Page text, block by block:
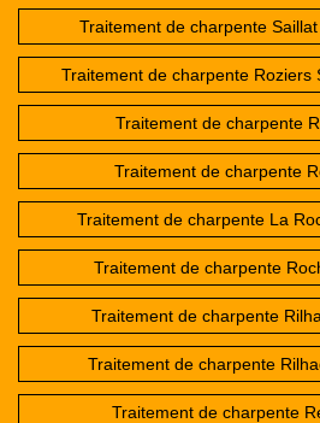
Traitement de charpente
Traitement de charpente Roziers
Traitement de charpente
Traitement de charpente
Traitement de charpente La
Traitement de charpente
Traitement de charpente
Traitement de charpente
Traitement de charpente